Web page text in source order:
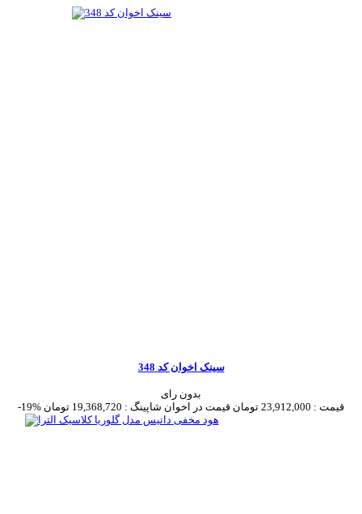
سینک اخوان کد 348
بدون رای
-19%
قیمت : 23,912,000 تومان قیمت در اخوان شاپینگ : 19,368,720 تومان